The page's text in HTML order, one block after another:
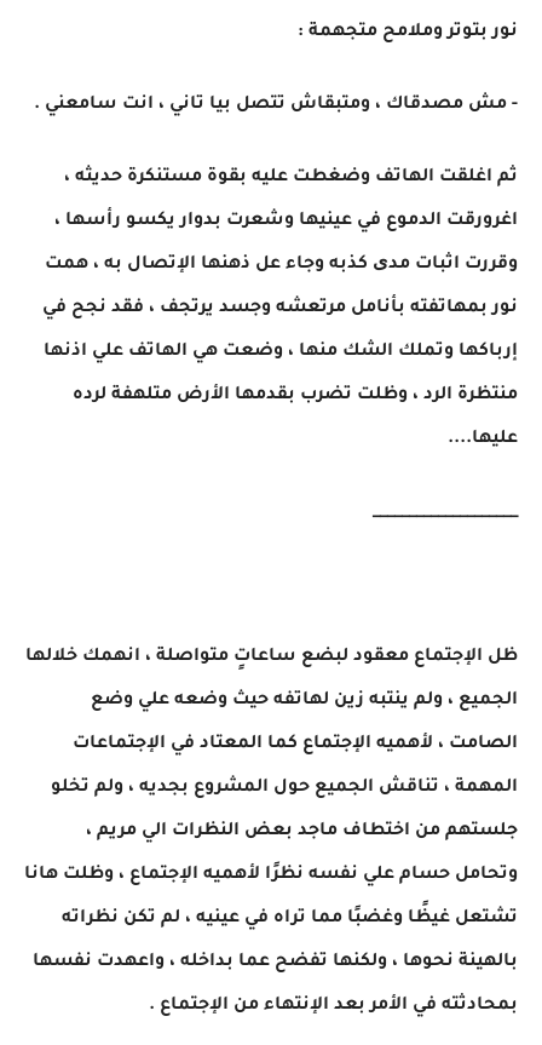
نور بتوتر وملامح متجهمة :
- مش مصدقاك ، ومتبقاش تتصل بيا تاني ، انت سامعني .
ثم اغلقت الهاتف وضغطت عليه بقوة مستنكرة حديثه ،
اغرورقت الدموع في عينيها وشعرت بدوار يكسو رأسها ،
وقررت اثبات مدی كذبه وجاء عل ذهنها الإتصال به ، همت
نور بمهاتفته بأنامل مرتعشه وجسد يرتجف ، فقد نجح في
إرباكها وتملك الشك منها ، وضعت هي الهاتف علي اذنها
منتظرة الرد ، وظلت تضرب بقدمها الأرض متلهفة لرده
عليها....
____________________
ظل الإجتماع معقود لبضع ساعاتٍ متواصلة ، انهمك خلالها
الجميع ، ولم ينتبه زين لهاتفه حيث وضعه علي وضع
الصامت ، لأهميه الإجتماع كما المعتاد في الإجتماعات
المهمة ، تناقش الجميع حول المشروع بجديه ، ولم تخلو
جلستهم من اختطاف ماجد بعض النظرات الي مريم ،
وتحامل حسام علي نفسه نظرًا لأهميه الإجتماع ، وظلت هانا
تشتعل غيظًا وغضبًا مما تراه في عينيه ، لم تكن نظراته
بالهينة نحوها ، ولكنها تفضح عما بداخله ، واعهدت نفسها
بمحادثته في الأمر بعد الإنتهاء من الإجتماع .